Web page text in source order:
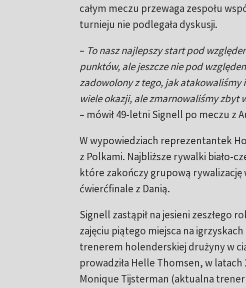
całym meczu przewaga zespołu
turnieju nie podlegała dyskusji.
– To nasz najlepszy start pod
punktów, ale jeszcze nie pod
zadowolony z tego, jak atakowaliśmy
wiele okazji, ale zmarnowaliśmy
– mówił 49-letni Signell po meczu z
W wypowiedziach reprezentantek
z Polkami. Najbliższe rywalki biało-
które zakończy grupową
ćwierćfinale z Danią.
Signell zastąpił na jesieni zeszłego
zajęciu piątego miejsca na
trenerem holenderskiej drużyny w
prowadziła Helle Thomsen, w latach
Monique Tijsterman (aktualna